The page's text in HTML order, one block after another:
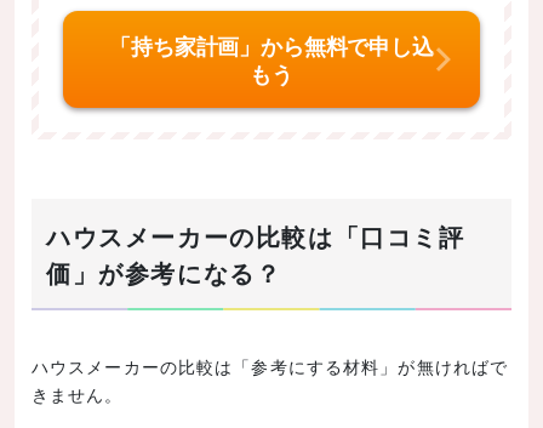
三井ホーム
「持ち家計画」から無料で申し込
もう
ハウスメーカーの比較は「口コミ評
価」が参考になる？
ハウスメーカーの比較は「参考にする材料」が無ければで
きません。